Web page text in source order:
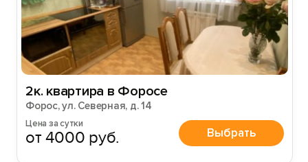
2к. квартира в Форосе
Форос, ул. Северная, д. 14
Цена за сутки
от 4000 руб. Выбрать